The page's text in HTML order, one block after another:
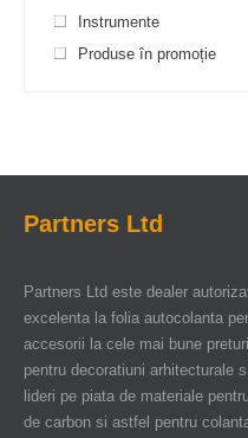
Instrumente
Produse în promoție
Partners Ltd
Partners Ltd este dealer
excelenta la folia autocolanta
accesorii la cele mai bune
pentru decoratiuni arhitecturale
lideri pe piata de materiale
de carbon si astfel pentru